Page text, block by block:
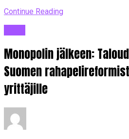
Continue Reading
Monopolin jälkeen:
Suomen
yrittäjille